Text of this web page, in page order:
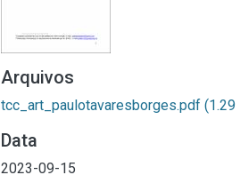
Arquivos
tcc_art_paulotavaresborges.pdf (1.29
Data
2023-09-15